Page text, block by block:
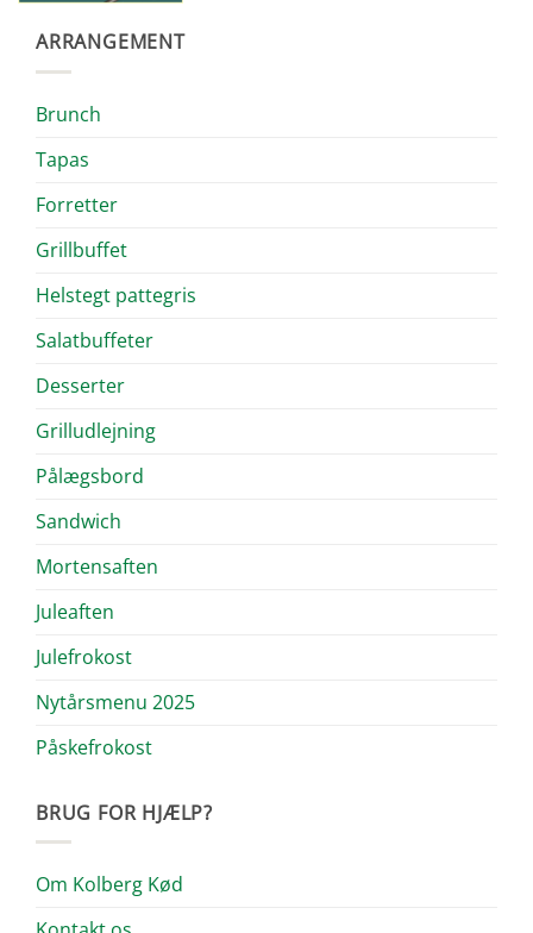
ARRANGEMENT
Brunch
Tapas
Forretter
Grillbuffet
Helstegt pattegris
Salatbuffeter
Desserter
Grilludlejning
Pålægsbord
Sandwich
Mortensaften
Juleaften
Julefrokost
Nytårsmenu 2025
Påskefrokost
BRUG FOR HJÆLP?
Om Kolberg Kød